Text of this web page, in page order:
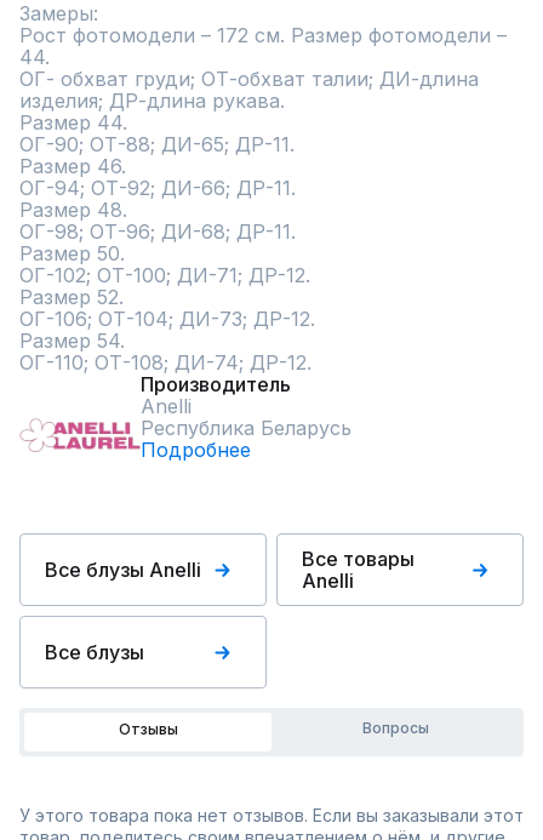
Замеры:
Рост фотомодели – 172 см. Размер фотомодели –
44.
ОГ- обхват груди; ОТ-обхват талии; ДИ-длина
изделия; ДР-длина рукава.
Размер 44.
ОГ-90; ОТ-88; ДИ-65; ДР-11.
Размер 46.
ОГ-94; ОТ-92; ДИ-66; ДР-11.
Размер 48.
ОГ-98; ОТ-96; ДИ-68; ДР-11.
Размер 50.
ОГ-102; ОТ-100; ДИ-71; ДР-12.
Размер 52.
ОГ-106; ОТ-104; ДИ-73; ДР-12.
Размер 54.
ОГ-110; ОТ-108; ДИ-74; ДР-12.
Производитель
Anelli
Республика Беларусь
Подробнее
Все блузы Anelli
Все товары
Anelli
Все блузы
Отзывы Вопросы
У этого товара пока нет отзывов. Если вы заказывали этот